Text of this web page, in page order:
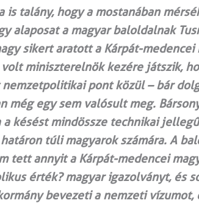
is talány, hogy a mostanában
alaposat a magyar baloldalnak
sikert aratott a Kárpát-
volt miniszterelnök kezére játszik,
pont közül – bár
még egy sem valósult meg.
késést mindössze technikai
túli magyarok számára. A
tett annyit a Kárpát-medencei
érték? magyar igazolványt, és
bevezeti a nemzeti